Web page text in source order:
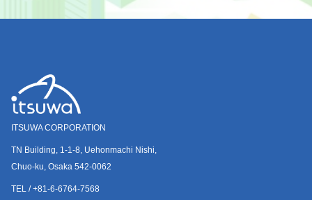
ITSUWA CORPORATION
TN Building, 1-1-8, Uehonmachi Nishi,
Chuo-ku, Osaka 542-0062
TEL / +81-6-6764-7568